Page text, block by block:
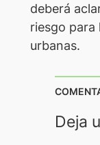
deberá
riesgo para
urbanas.
Deja